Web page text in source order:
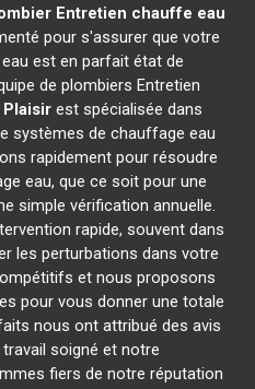
Entretien chauffe eau
pour s'assurer que votre
est en parfait état de
de plombiers Entretien
Plaisirest spécialisée dans
systèmes de chauffage eau
rapidement pour résoudre
eau, que ce soit pour une
simple vérification annuelle.
rapide, souvent dans
les perturbations dans votre
et nous proposons
pour vous donner une totale
nous ont attribué des avis
soigné et notre
fiers de notre réputation